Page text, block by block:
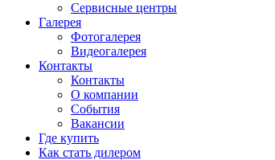
Сервисные центры
Галерея
Фотогалерея
Видеогалерея
Контакты
Контакты
О компании
События
Вакансии
Где купить
Как стать дилером